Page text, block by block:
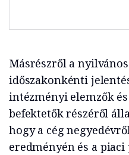
Másrészről a
időszakonkénti
intézményi elemzők
befektetők részéről
hogy a cég
eredményén és a